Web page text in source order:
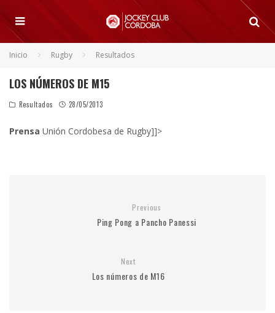
Inicio Rugby Resultados
LOS NÚMEROS DE M15
Resultados 28/05/2013
Prensa Unión Cordobesa de Rugby]]>
Previous
Ping Pong a Pancho Panessi
Next
Los números de M16